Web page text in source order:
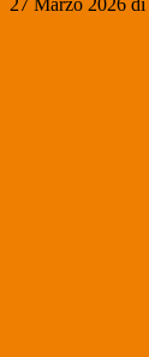
27 Marzo 2026 di